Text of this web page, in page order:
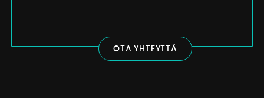
OTA Y H T EYTTÄ